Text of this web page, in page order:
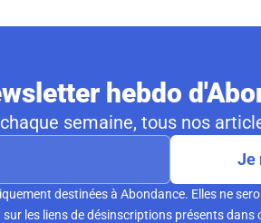
hebdo
semaine, tous nos
Je
destinées à Abondance. Elles ne
les liens de désinscriptions présents dans